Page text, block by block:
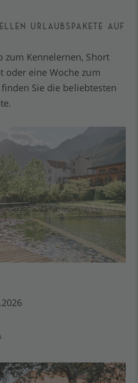
Urlaubspakete auf
zum Kennelernen, Short
oder eine Woche zum
Sie die beliebtesten